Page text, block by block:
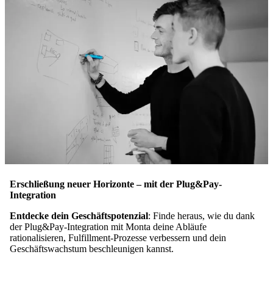
Erschließung neuer Horizonte – mit der Plug&Pay-
Integration
Entdecke dein Geschäftspotenzial: Finde heraus, wie du dank
der Plug&Pay-Integration mit Monta deine Abläufe
rationalisieren, Fulfillment-Prozesse verbessern und dein
Geschäftswachstum beschleunigen kannst.